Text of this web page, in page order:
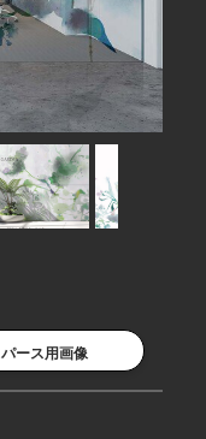
パース用画像